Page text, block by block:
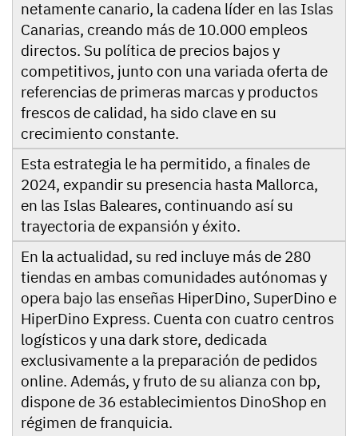
netamente canario, la cadena líder en las Islas
Canarias, creando más de 10.000 empleos
directos. Su política de precios bajos y
competitivos, junto con una variada oferta de
referencias de primeras marcas y productos
frescos de calidad, ha sido clave en su
crecimiento constante.
Esta estrategia le ha permitido, a finales de
2024, expandir su presencia hasta Mallorca,
en las Islas Baleares, continuando así su
trayectoria de expansión y éxito.
En la actualidad, su red incluye más de 280
tiendas en ambas comunidades autónomas y
opera bajo las enseñas HiperDino, SuperDino e
HiperDino Express. Cuenta con cuatro centros
logísticos y una dark store, dedicada
exclusivamente a la preparación de pedidos
online. Además, y fruto de su alianza con bp,
dispone de 36 establecimientos DinoShop en
régimen de franquicia.